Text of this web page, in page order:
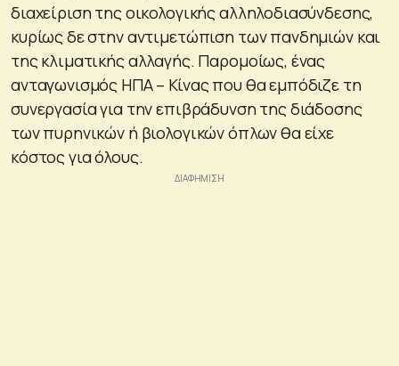
διαχείριση της οικολογικής αλληλοδιασύνδεσης,
κυρίως δε στην αντιμετώπιση των πανδημιών και
της κλιματικής αλλαγής. Παρομοίως, ένας
ανταγωνισμός ΗΠΑ – Κίνας που θα εμπόδιζε τη
συνεργασία για την επιβράδυνση της διάδοσης
των πυρηνικών ή βιολογικών όπλων θα είχε
κόστος για όλους.